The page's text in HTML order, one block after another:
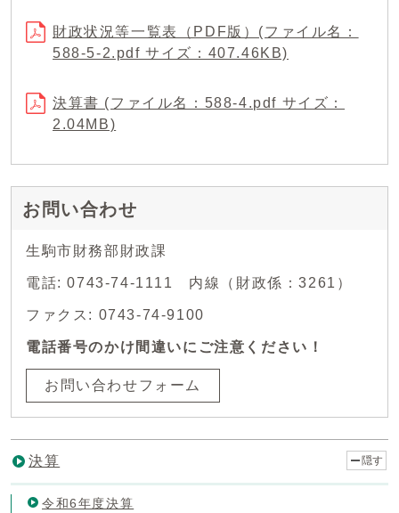
財政状況等一覧表（PDF版）(ファイル名：
588-5-2.pdf サイズ：407.46KB)
決算書 (ファイル名：588-4.pdf サイズ：
2.04MB)
お問い合わせ
生駒市財務部財政課
電話: 0743-74-1111 内線（財政係：3261）
ファクス: 0743-74-9100
電話番号のかけ間違いにご注意ください！
お問い合わせフォーム
決算 隠す
令和6年度決算